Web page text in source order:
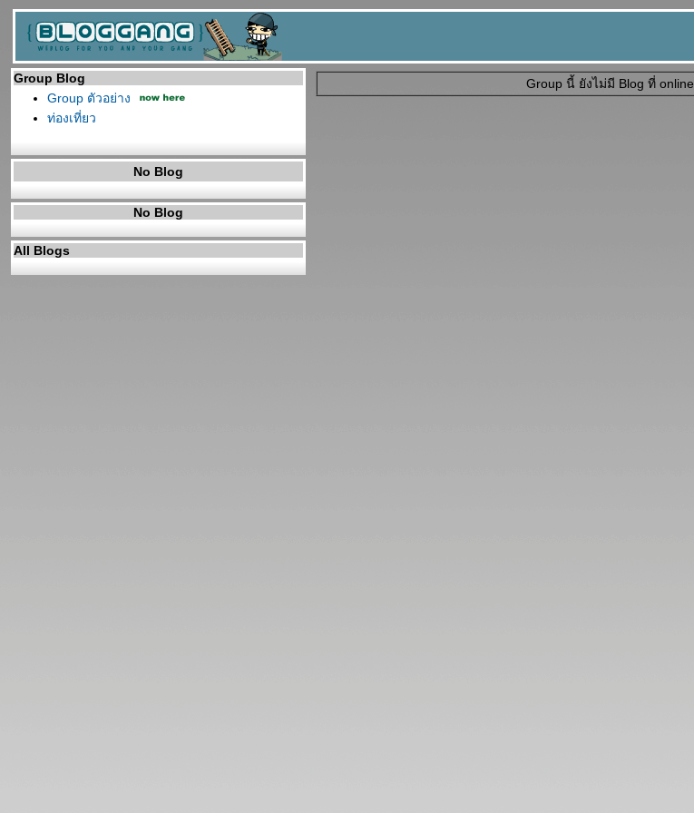
Group Blog
Group ตัวอย่าง
ท่องเที่ยว
No Blog
No Blog
All Blogs
Group นี้ ยังไม่มี Blog ที่ online